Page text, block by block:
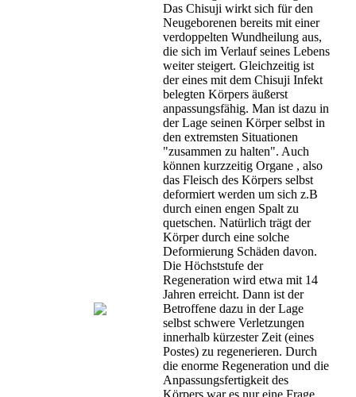
Das Chisuji wirkt sich für den
Neugeborenen bereits mit einer
verdoppelten Wundheilung aus,
die sich im Verlauf seines Lebens
weiter steigert. Gleichzeitig ist
der eines mit dem Chisuji Infekt
belegten Körpers äußerst
anpassungsfähig. Man ist dazu in
der Lage seinen Körper selbst in
den extremsten Situationen
"zusammen zu halten". Auch
können kurzzeitig Organe , also
das Fleisch des Körpers selbst
deformiert werden um sich z.B
durch einen engen Spalt zu
quetschen. Natürlich trägt der
Körper durch eine solche
Deformierung Schäden davon.
Die Höchststufe der
Regeneration wird etwa mit 14
Jahren erreicht. Dann ist der
Betroffene dazu in der Lage
selbst schwere Verletzungen
innerhalb kürzester Zeit (eines
Postes) zu regenerieren. Durch
die enorme Regeneration und die
Anpassungsfertigkeit des